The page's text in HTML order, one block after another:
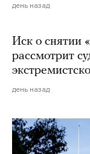
день назад
Иск о снятии
рассмотрит
день назад